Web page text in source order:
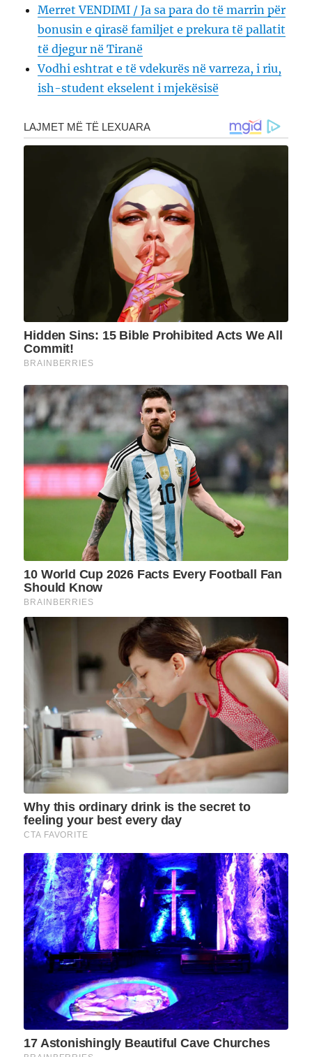
Merret VENDIMI / Ja sa para do të marrin për
bonusin e qirasë familjet e prekura të pallatit
të djegur në Tiranë
Vodhi eshtrat e të vdekurës në varreza, i riu,
ish-student ekselent i mjekësisë